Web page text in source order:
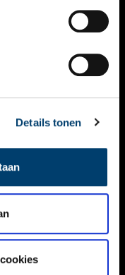
Details tonen